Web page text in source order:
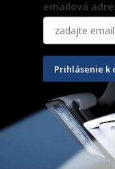
Mira-2-Ton Liquid
18,30€
PRIDAŤ DO KOŠÍKA
emailová
Prihlásenie k